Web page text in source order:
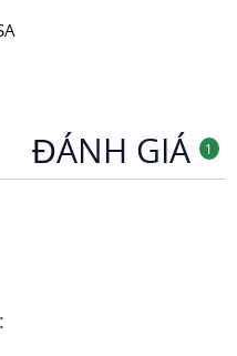
ĐÁNH GIÁ 1